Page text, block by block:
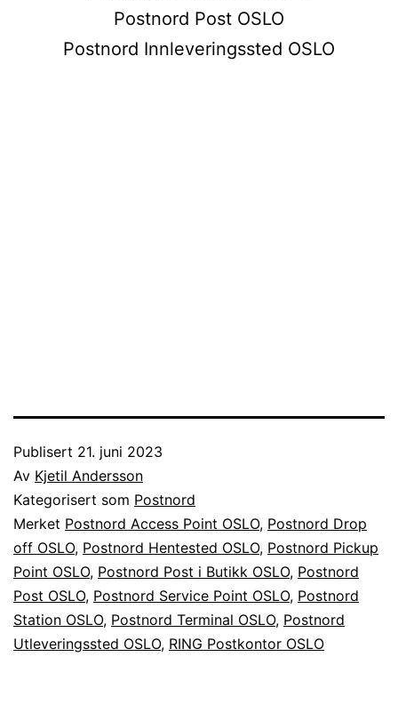
Postnord Post OSLO
Postnord Innleveringssted OSLO
Publisert 21. juni 2023
Av Kjetil Andersson
Kategorisert som Postnord
Merket Postnord Access Point OSLO, Postnord Drop
off OSLO, Postnord Hentested OSLO, Postnord Pickup
Point OSLO, Postnord Post i Butikk OSLO, Postnord
Post OSLO, Postnord Service Point OSLO, Postnord
Station OSLO, Postnord Terminal OSLO, Postnord
Utleveringssted OSLO, RING Postkontor OSLO